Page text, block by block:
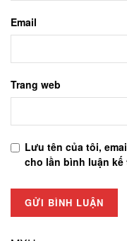
Email
Trang web
Lưu tên của tôi,
cho lần bình luận kế